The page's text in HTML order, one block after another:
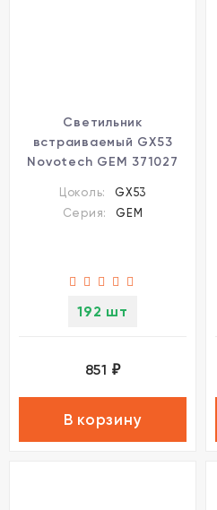
Светильник
встраиваемый GX53
Novotech GEM 371027
Цоколь:
GX53
Серия:
GEM
192 шт
851 ₽
В корзину